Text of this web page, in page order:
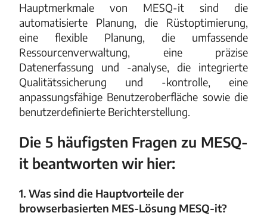
Hauptmerkmale von MESQ-it sind die
automatisierte Planung, die Rüstoptimierung,
eine flexible Planung, die umfassende
Ressourcenverwaltung, eine präzise
Datenerfassung und -analyse, die integrierte
Qualitätssicherung und -kontrolle, eine
anpassungsfähige Benutzeroberfläche sowie die
benutzerdefinierte Berichterstellung.
Die 5 häufigsten Fragen zu MESQ-
it beantworten wir hier:
1. Was sind die Hauptvorteile der
browserbasierten MES-Lösung MESQ-it?